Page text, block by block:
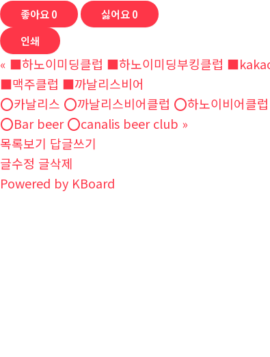
좋아요0 싫어요0
인쇄
« ■하노이미딩클럽 ■하노이미딩부킹클럽
■맥주클럽 ■까날리스비어
⭕️카날리스 ⭕️까날리스비어클럽 ⭕️하노이비어클
⭕️Bar beer ⭕️canalis beer club »
목록보기 답글쓰기
글수정 글삭제
Powered by KBoard